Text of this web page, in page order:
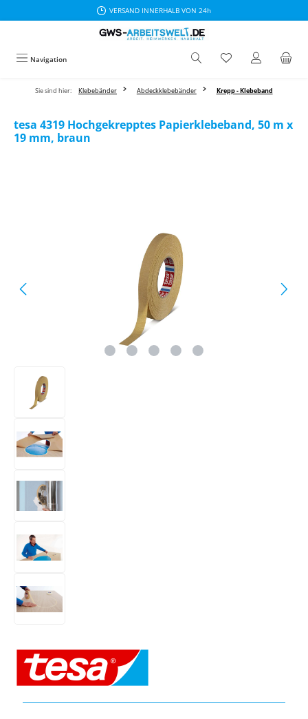
VERSAND INNERHALB VON 24h
Navigation
Sie sind hier: Klebebänder Abdeckklebebänder Krepp - Klebeband
tesa 4319 Hochgekrepptes Papierklebeband, 50 m x
19 mm, braun